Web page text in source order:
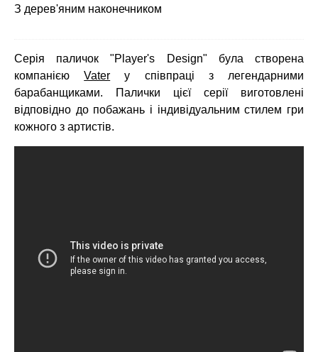
З дерев'яним наконечником
Серія паличок "Player's Design" була створена
компанієюVater у співпраці з легендарними
барабанщиками. Палички цієї серії виготовлені
відповідно до побажань і індивідуальним стилем гри
кожного з артистів.